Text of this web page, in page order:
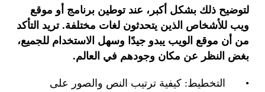
لتوضيح ذلك بشكل أكبر، عند توطين برنامج أو موقع
ويب للأشخاص الذين يتحدثون لغات مختلفة. تريد التأكد
من أن موقع الويب يبدو جيدًا وسهل الاستخدام للجميع،
بغض النظر عن مكان وجودهم في العالم.
التخطيط: كيفية ترتيب النص والصور على